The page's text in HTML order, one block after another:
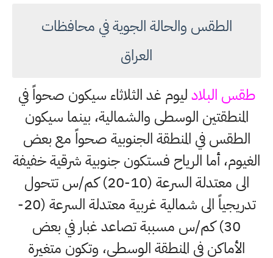
الطقس والحالة الجوية في محافظات
العراق
طقس البلادليوم غد الثلاثاء سيكون صحواً في
المنطقتين الوسطى والشمالية، بينما سيكون
الطقس في المنطقة الجنوبية صحواً مع بعض
الغيوم، أما الرياح فستكون جنوبية شرقية خفيفة
الى معتدلة السرعة (10-20) كم/س تتحول
تدريجياً الى شمالية غربية معتدلة السرعة (20-
30) كم/س مسببة تصاعد غبار في بعض
الأماكن في المنطقة الوسطى، وتكون متغيرة